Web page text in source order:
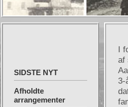
SIDSTE NYT
Afholdte
arrangementer
I
af
3-